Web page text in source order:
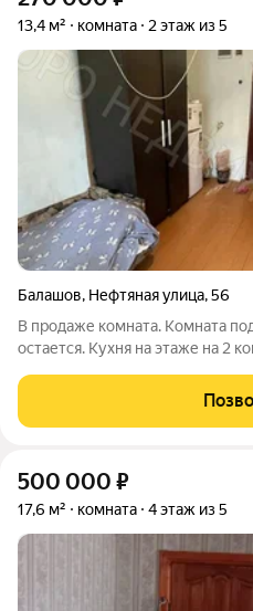
13,4 м² комната 2 этаж из 5
Балашов, Нефтяная улица,56
В продаже комната. Комната
остается. Кухня на этаже на 2
500 000 ₽
17,6 м² комната 4 этаж из 5